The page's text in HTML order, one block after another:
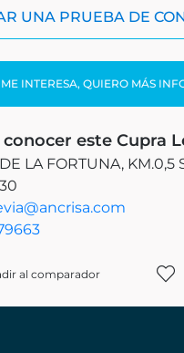
UNA PRUEBA DE
ME INTERESA, QUIERO MÁS
conocer este Cupra
LA FORTUNA,
al comparador